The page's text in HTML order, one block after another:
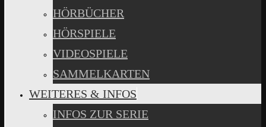
HÖRBÜCHER
HÖRSPIELE
VIDEOSPIELE
SAMMELKARTEN
WEITERES & INFOS
INFOS ZUR SERIE